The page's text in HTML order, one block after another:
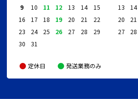
9
10 11 12 13 14
15
16
17 18 19 20 21
22
23
24 25 26 27 28
29
30
31
13
14
20
21
27
28
定休日 発送業務のみ